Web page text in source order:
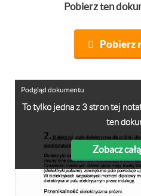
Pobierz ten
Pobierz
To tylko jedna z 3 stron tej
ten
Zobacz
Podgląd dokumentu